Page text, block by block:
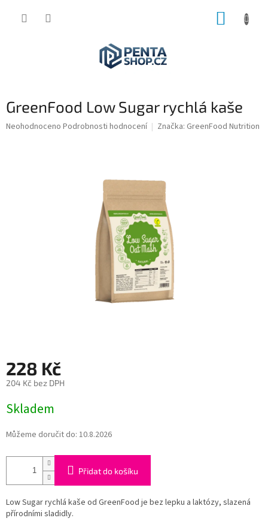
GreenFood Low Sugar rychlá kaše
Průměrné
Neohodnoceno Podrobnosti hodnocení Značka: GreenFood Nutrition
228 Kč
204 Kč bez DPH
cena:
Skladem
Můžeme doručit do: 10.8.2026
Přidat do košíku
Low Sugar rychlá kaše od GreenFood je bez lepku a laktózy, slazená
přírodními sladidly.